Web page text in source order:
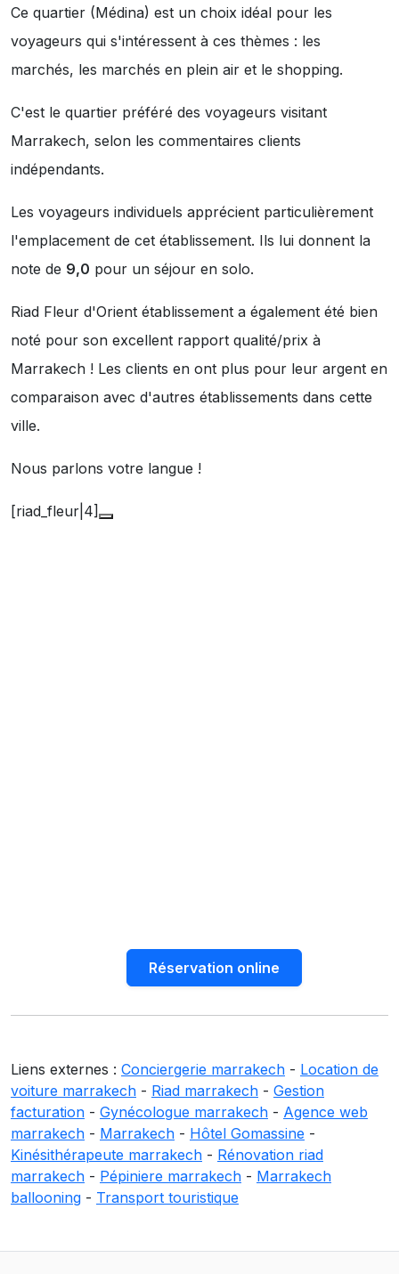
Ce quartier (Médina) est un choix idéal pour les
voyageurs qui s'intéressent à ces thèmes : les
marchés, les marchés en plein air et le shopping.
C'est le quartier préféré des voyageurs visitant
Marrakech, selon les commentaires clients
indépendants.
Les voyageurs individuels apprécient particulièrement
l'emplacement de cet établissement. Ils lui donnent la
note de 9,0 pour un séjour en solo.
Riad Fleur d'Orient établissement a également été bien
noté pour son excellent rapport qualité/prix à
Marrakech ! Les clients en ont plus pour leur argent en
comparaison avec d'autres établissements dans cette
ville.
Nous parlons votre langue !
[riad_fleur|4]
Réservation online
Liens externes : Conciergerie marrakech - Location de
voiture marrakech - Riad marrakech - Gestion
facturation - Gynécologue marrakech - Agence web
marrakech - Marrakech - Hôtel Gomassine -
Kinésithérapeute marrakech - Rénovation riad
marrakech - Pépiniere marrakech - Marrakech
ballooning - Transport touristique